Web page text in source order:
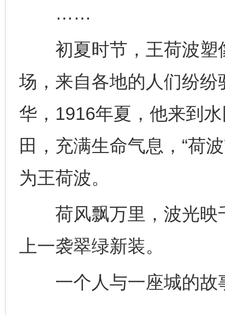
……
初夏时节，王荷波塑
场，来自各地的人们纷
华，1916年夏，他来到
田，充满生命气息，“荷
为王荷波。
荷风飘万里，波光映
上一袭翠绿新装。
一个人与一座城的故
完善运行机制助力责任有效落实